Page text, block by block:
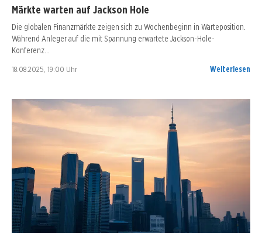
Märkte warten auf Jackson Hole
Die globalen Finanzmärkte zeigen sich zu Wochenbeginn in Warteposition.
Während Anleger auf die mit Spannung erwartete Jackson-Hole-
Konferenz…
18.08.2025, 19:00 Uhr Weiterlesen